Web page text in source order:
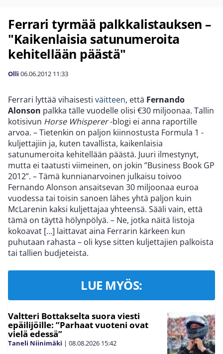
Ferrari tyrmää palkkalistauksen –
"Kaikenlaisia satunumeroita
kehitellään päästä"
Olli 06.06.2012 11:33
Ferrari lyttää vihaisesti väitteen, että Fernando
Alonson palkka tälle vuodelle olisi €30 miljoonaa. Tallin
kotisivun Horse Whisperer-blogi ei anna raportille
arvoa. – Tietenkin on paljon kiinnostusta Formula 1 -
kuljettajiin ja, kuten tavallista, kaikenlaisia
satunumeroita kehitellään päästä. Juuri ilmestynyt,
mutta ei taatusti viimeinen, on jokin ”Business Book GP
2012”. – Tämä kunnianarvoinen julkaisu toivoo
Fernando Alonson ansaitsevan 30 miljoonaa euroa
vuodessa tai toisin sanoen lähes yhtä paljon kuin
McLarenin kaksi kuljettajaa yhteensä. Sääli vain, että
tämä on täyttä hölynpölyä. – Ne, jotka näitä listoja
kokoavat […] laittavat aina Ferrarin kärkeen kun
puhutaan rahasta – oli kyse sitten kuljettajien palkoista
tai tallien budjeteista.
LUE MYÖS:
Valtteri Bottakselta suora viesti
epäilijöille: ”Parhaat vuoteni ovat
vielä edessä”
Taneli Niinimäki | 08.08.2026 15:42